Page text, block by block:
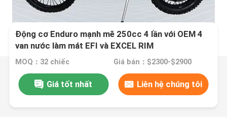
Động cơ Enduro mạnh mẽ 250cc 4 lần với OEM 4
van nước làm mát EFI và EXCEL RIM
MOQ：32 chiếc Giá bán：$2300-$2900
Giá tốt nhất Liên hệ chúng tôi